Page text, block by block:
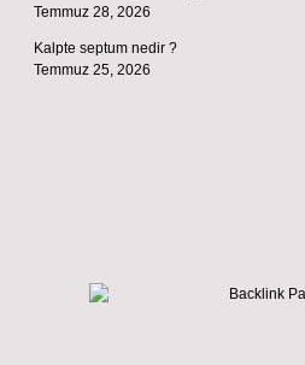
Temmuz 28, 2026
Kalpte septum nedir ?
Temmuz 25, 2026